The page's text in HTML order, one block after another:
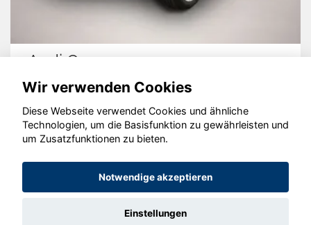
Audi Q3
© konjunkturmotor.de GmbH 2020 - 2026
Wir verwenden Cookies
Diese Webseite verwendet Cookies und ähnliche
Technologien, um die Basisfunktion zu gewährleisten und
um Zusatzfunktionen zu bieten.
Notwendige akzeptieren
Einstellungen